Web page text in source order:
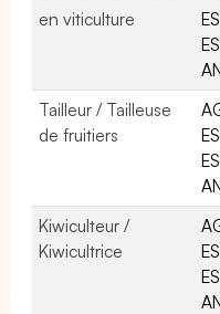
en viticulture
Tailleur / Tailleuse
de fruitiers
Kiwiculteur /
Kiwicultrice